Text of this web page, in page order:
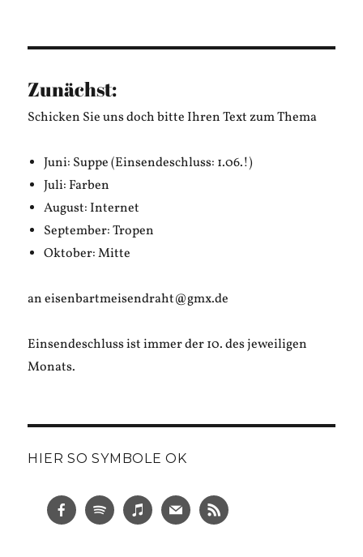
Zunächst:
Schicken Sie uns doch bitte Ihren Text zum Thema
Juni: Suppe (Einsendeschluss: 1.06.!)
Juli: Farben
August: Internet
September: Tropen
Oktober: Mitte
an eisenbartmeisendraht@gmx.de
Einsendeschluss ist immer der 10. des jeweiligen
Monats.
HIER SO SYMBOLE OK